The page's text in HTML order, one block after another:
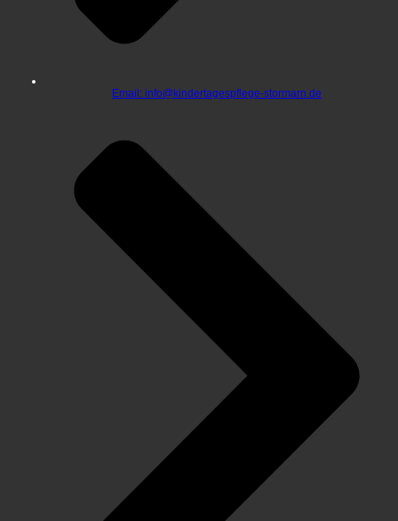
Email: info@kindertagespflege-stormarn.de